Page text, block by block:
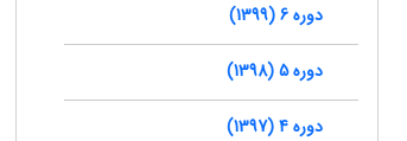
دوره 6 (1399)
دوره 5 (1398)
دوره 4 (1397)